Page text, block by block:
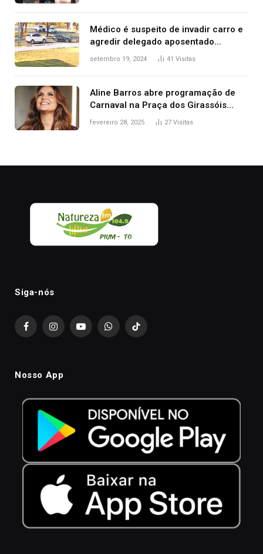
Médico é suspeito de invadir carro e
agredir delegado aposentado
durante confusão no trânsito
setembro 19, 2024 41 Visitas
Aline Barros abre programação de
Carnaval na Praça dos Girassóis
nesta sexta-feira, em Palmas
fevereiro 28, 2025 27 Visitas
Siga-nós
FacebookInstagramYouTubeWhatsAppTikTok
Nosso App